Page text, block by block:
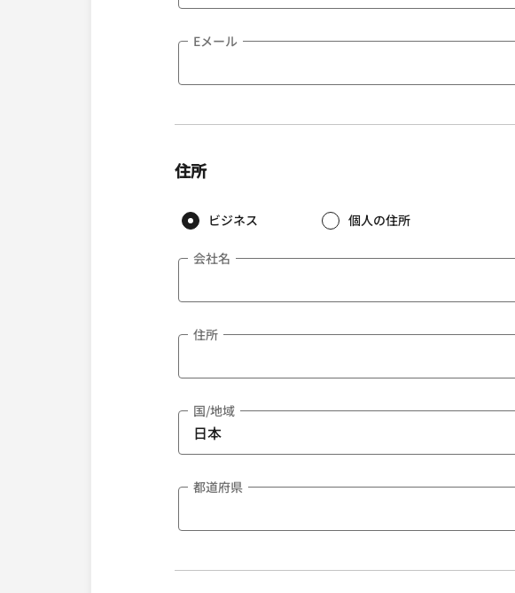
Eメール
住所
ビジネス 個人の住所
会社名
住所
国/地域
都道府県